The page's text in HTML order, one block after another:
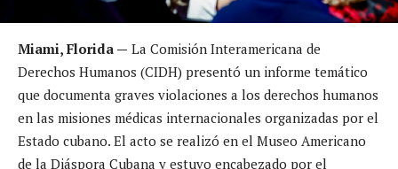
Miami, Florida — La Comisión Interamericana de
Derechos Humanos (CIDH) presentó un informe temático
que documenta graves violaciones a los derechos humanos
en las misiones médicas internacionales organizadas por el
Estado cubano. El acto se realizó en el Museo Americano
de la Diáspora Cubana y estuvo encabezado por el